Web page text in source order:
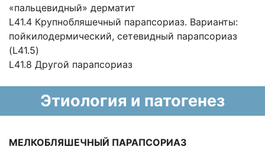
«пальцевидный» дерматит
L41.4 Крупнобляшечный парапсориаз. Варианты:
пойкилодермический, сетевидный парапсориаз
(L41.5)
L41.8 Другой парапсориаз
Этиология и патогенез
МЕЛКОБЛЯШЕЧНЫЙ ПАРАПСОРИАЗ